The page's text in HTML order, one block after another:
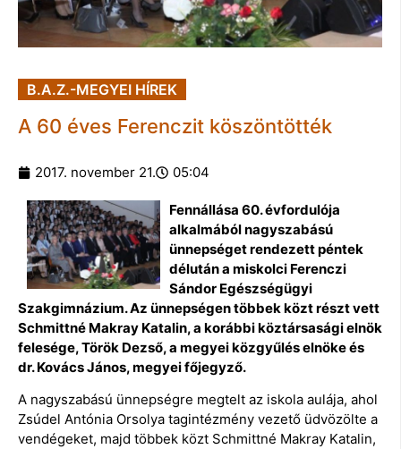
B.A.Z.-MEGYEI HÍREK
A 60 éves Ferenczit köszöntötték
2017. november 21. 05:04
Fennállása 60. évfordulója
alkalmából nagyszabású
ünnepséget rendezett péntek
délután a miskolci Ferenczi
Sándor Egészségügyi
Szakgimnázium. Az ünnepségen többek közt részt vett
Schmittné Makray Katalin, a korábbi köztársasági elnök
felesége, Török Dezső, a megyei közgyűlés elnöke és
dr. Kovács János, megyei főjegyző.
A nagyszabású ünnepségre megtelt az iskola aulája, ahol
Zsúdel Antónia Orsolya tagintézmény vezető üdvözölte a
vendégeket, majd többek közt Schmittné Makray Katalin,